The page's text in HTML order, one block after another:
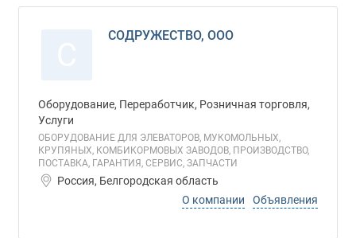
СОДРУЖЕСТВО, ООО
Оборудование, Переработчик, Розничная торговля,
Услуги
ОБОРУДОВАНИЕ ДЛЯ ЭЛЕВАТОРОВ, МУКОМОЛЬНЫХ,
КРУПЯНЫХ, КОМБИКОРМОВЫХ ЗАВОДОВ, ПРОИЗВОДСТВО,
ПОСТАВКА, ГАРАНТИЯ, СЕРВИС, ЗАПЧАСТИ
Россия, Белгородская область
О компании
Объявления